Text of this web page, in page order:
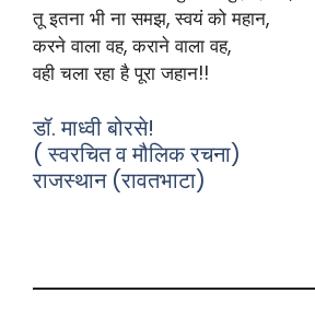
तू इतना भी ना समझ, स्वयं को महान,
करने वाला वह, कराने वाला वह,
वही चला रहा है पूरा जहान!!
डॉ. माध्वी बोरसे!
( स्वरचित व मौलिक रचना)
राजस्थान (रावतभाटा)